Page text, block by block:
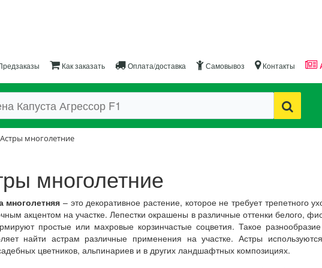
Как заказать Оплата/доставка Самовывоз Контакты
Астры многолетние
многолетние
многолетняя – это декоративное растение, которое не требует трепетного
акцентом на участке. Лепестки окрашены в различные оттенки белого,
простые или махровые корзинчастые соцветия. Такое
найти астрам различные применения на участке. Астры
цветников, альпинариев и в других ландшафтных композициях.